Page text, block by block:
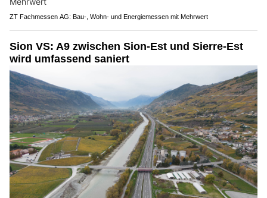
ZT Fachmessen AG: Bau-, Wohn- und Energiemessen mit Mehrwert
Sion VS: A9 zwischen Sion-Est und Sierre-Est
wird umfassend saniert